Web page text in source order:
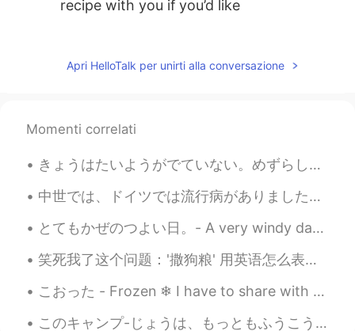
recipe with you if you’d like
Yumiko
well
alex 2020.05.08 16:23
EN JP
Apri HelloTalk per unirti alla conversazione
Momenti correlati
きょうはたいようがでていない。めずらしい ですね。- No sun today! How unusual! 🌫 As I am behind in sharing photos I reall...
中世では、ドイツでは流行病がありました。たくさん人が命を落としました。十分な知識がなかったので、病気の理由が適切に理解されてないでした。その時の医者は病気から身を守るために、この服を着ていました...
とてもかぜのつよい日。- A very windy day. I have quite a few observations to share today, so let me break i...
笑死我了这个问题：'撒狗粮' 用英语怎么表达？ Please Don't say 'spread dog food' 😝 因为这个中文说法是一字一字翻译不了的，没有完美的翻译。我能想到的说法...
こおった - Frozen ❄ I have to share with you what I captured today. When I was editing the photos I ...
このキャンプ-じょうは、もっともふうこうめいびなばしょにあります。- This campground is located in the most scenic spot. 🏕 This is...